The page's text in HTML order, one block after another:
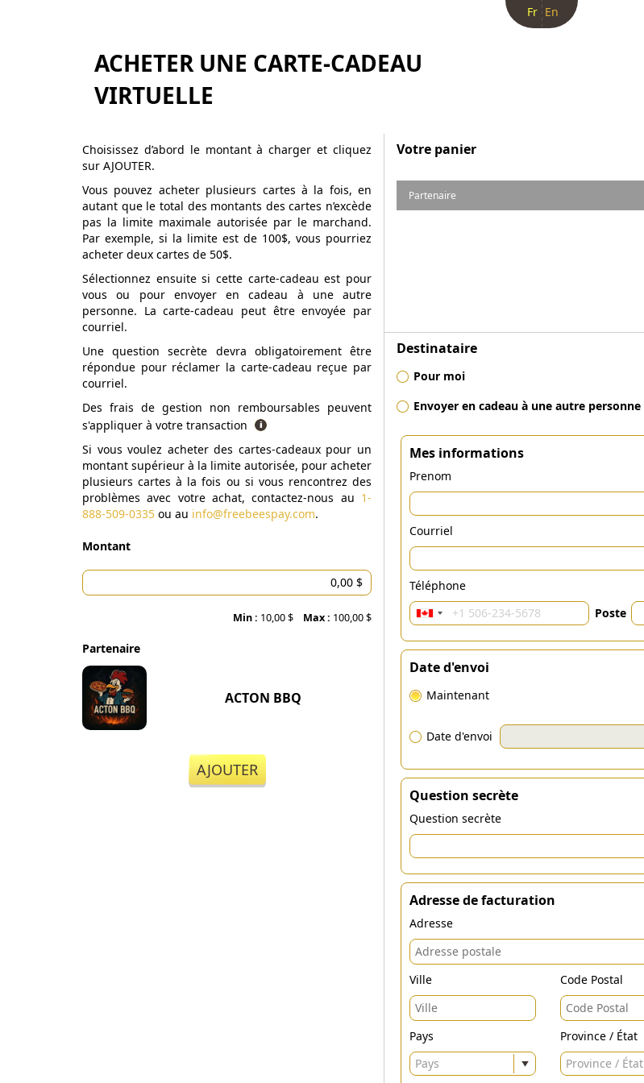
Fr En
ACHETER UNE CARTE-CADEAU
VIRTUELLE
Choisissez d’abord le montant à charger et cliquez
sur AJOUTER.
Vous pouvez acheter plusieurs cartes à la fois, en
autant que le total des montants des cartes n’excède
pas la limite maximale autorisée par le marchand.
Par exemple, si la limite est de 100$, vous pourriez
acheter deux cartes de 50$.
Sélectionnez ensuite si cette carte-cadeau est pour
vous ou pour envoyer en cadeau à une autre
personne. La carte-cadeau peut être envoyée par
courriel.
Une question secrète devra obligatoirement être
répondue pour réclamer la carte-cadeau reçue par
courriel.
Des frais de gestion non remboursables peuvent
s'appliquer à votre transaction
Si vous voulez acheter des cartes-cadeaux pour un
montant supérieur à la limite autorisée, pour acheter
plusieurs cartes à la fois ou si vous rencontrez des
problèmes avec votre achat, contactez-nous au 1-
888-509-0335 ou au info@freebeespay.com.
Montant
Min : 10,00 $ Max : 100,00 $
Partenaire
ACTON BBQ
AJOUTER
Votre panier
Partenaire
Destinataire
Pour moi
Envoyer en cadeau à une autre personne
Mes informations
Prenom
Courriel
Téléphone
Poste
Date d'envoi
Maintenant
Date d'envoi
Question secrète
Question secrète
Adresse de facturation
Adresse
Ville Code Postal
Pays
Pays
Province / État
Province / État